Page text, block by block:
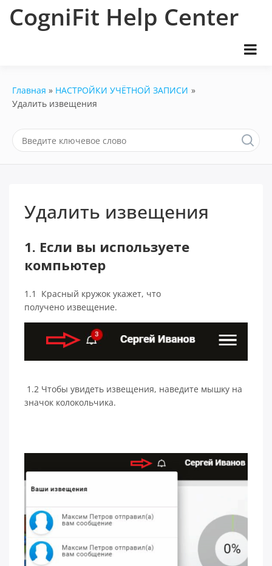
содержимому
CogniFit Help Center
Главная
НАСТРОЙКИ УЧЁТНОЙ ЗАПИСИ
Удалить извещения
Удалить извещения
1. Если вы используете
компьютер
1.1 Красный кружок укажет, что
получено извещение.
1.2 Чтобы увидеть извещения, наведите мышку на
значок колокольчика.